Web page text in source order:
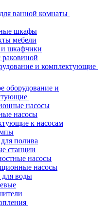
ванной комнаты
шкафы
мебели
шкафчики
и комплектующие
оборудование и
насосы
насосы
к насосам
полива
станции
насосы
насосы
воды